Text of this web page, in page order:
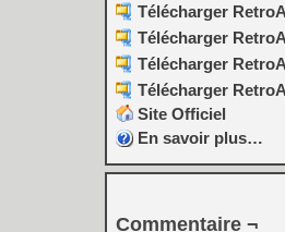
Télécharger
Télécharger
Télécharger
Télécharger
Site Officiel
En savoir plus…
Commentaire ¬